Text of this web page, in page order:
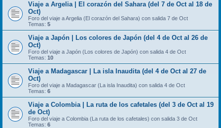
Viaje a Argelia | El corazón del Sahara (del 7 de Oct al 18 de
Oct)
Foro del viaje a Argelia (El corazón del Sahara) con salida 7 de Oct
Temas: 5
Viaje a Japón | Los colores de Japón (del 4 de Oct al 26 de
Oct)
Foro del viaje a Japón (Los colores de Japón) con salida 4 de Oct
Temas: 10
Viaje a Madagascar | La isla Inaudita (del 4 de Oct al 27 de
Oct)
Foro del viaje a Madagascar (La isla Inaudita) con salida 4 de Oct
Temas: 6
Viaje a Colombia | La ruta de los cafetales (del 3 de Oct al 19
de Oct)
Foro del viaje a Colombia (La ruta de los cafetales) con salida 3 de Oct
Temas: 6